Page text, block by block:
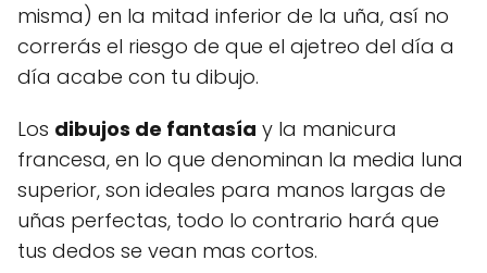
misma) en la mitad inferior de la uña, así no
correrás el riesgo de que el ajetreo del día a
día acabe con tu dibujo.
Los dibujos de fantasía y la manicura
francesa, en lo que denominan la media luna
superior, son ideales para manos largas de
uñas perfectas, todo lo contrario hará que
tus dedos se vean mas cortos.